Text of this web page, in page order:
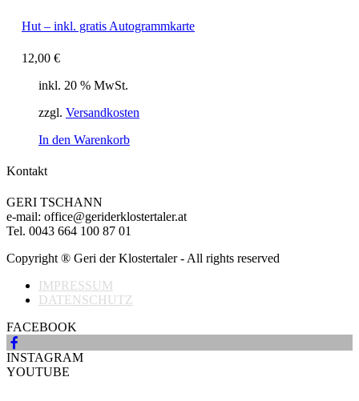
Hut – inkl. gratis Autogrammkarte
12,00 €
inkl. 20 % MwSt.
zzgl. Versandkosten
In den Warenkorb
Kontakt
GERI TSCHANN
e-mail: office@geriderklostertaler.at
Tel. 0043 664 100 87 01
Copyright ® Geri der Klostertaler - All rights reserved
IMPRESSUM
DATENSCHUTZ
FACEBOOK
INSTAGRAM
YOUTUBE